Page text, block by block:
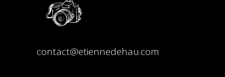
contact@etiennedehau.com